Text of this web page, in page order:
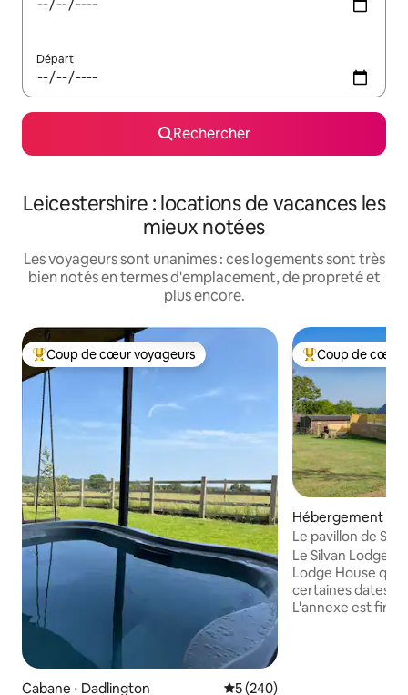
Départ
Rechercher
Leicestershire : locations de vacances les
mieux notées
Les voyageurs sont unanimes : ces logements sont très
bien notés en termes d'emplacement, de propreté et
plus encore.
Coups de cœur voyageurs les plus appréciés
Coup de cœur voyageurs
Cabane ⋅ Dadlington Évaluation moyenne sur la
5 (240)
Coups de cœur
Coup de cœur
Hébergement ⋅
lLe pavillon de
calme pur
Le Silvan Lodge
Lodge House qui
certaines dates
L'annexe est finie